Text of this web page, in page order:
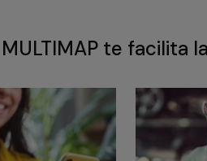
MULTIMAP te facilita